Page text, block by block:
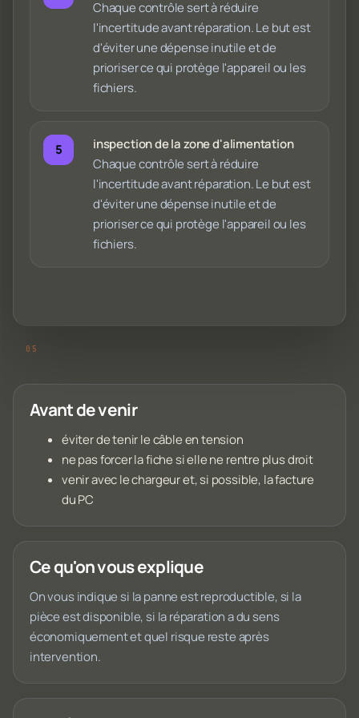
Chaque contrôle sert à réduire
l'incertitude avant réparation. Le but est
d'éviter une dépense inutile et de
prioriser ce qui protège l'appareil ou les
fichiers.
inspection de la zone d'alimentation
Chaque contrôle sert à réduire
l'incertitude avant réparation. Le but est
d'éviter une dépense inutile et de
prioriser ce qui protège l'appareil ou les
fichiers.
Avant de venir
éviter de tenir le câble en tension
ne pas forcer la fiche si elle ne rentre plus droit
venir avec le chargeur et, si possible, la facture
du PC
Ce qu'on vous explique
On vous indique si la panne est reproductible, si la
pièce est disponible, si la réparation a du sens
économiquement et quel risque reste après
intervention.